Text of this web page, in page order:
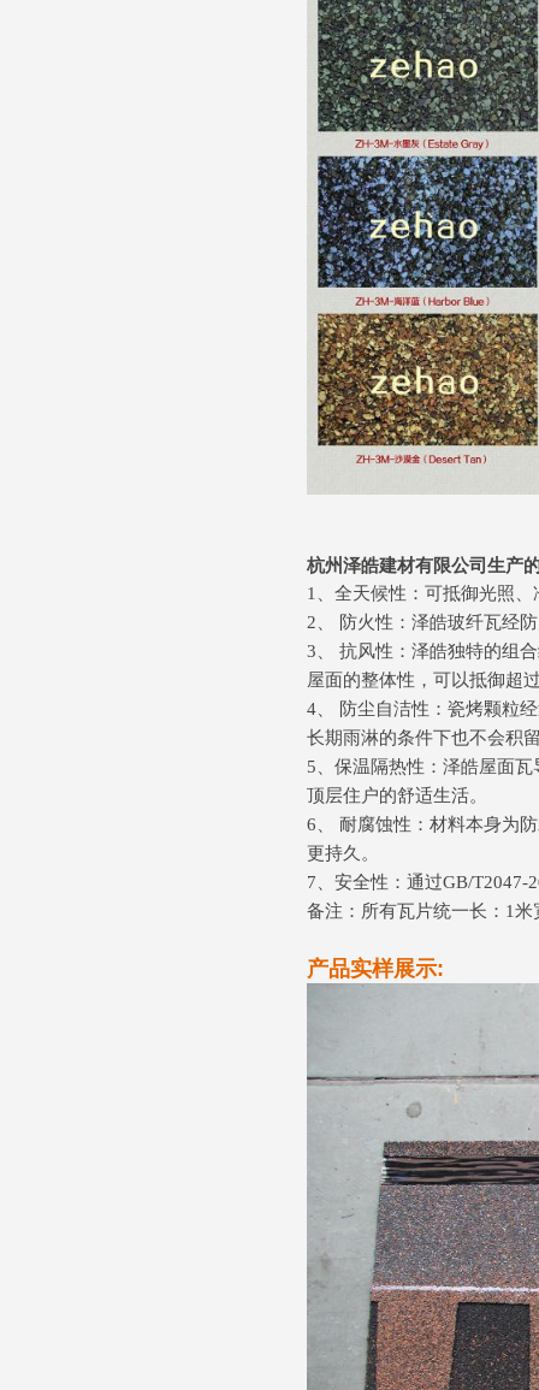
杭州泽皓建材有限公司生产
1、全天候性：可抵御光照
2、 防火性：泽皓玻纤瓦经
3、 抗风性：泽皓独特的组
屋面的整体性，可以抵御超
4、 防尘自洁性：瓷烤颗粒
长期雨淋的条件下也不会积
5、保温隔热性：泽皓屋面
顶层住户的舒适生活。
6、 耐腐蚀性：材料本身为
更持久。
7、安全性：通过GB/T2047-
备注：所有瓦片统一长：1米
产品实样展示: